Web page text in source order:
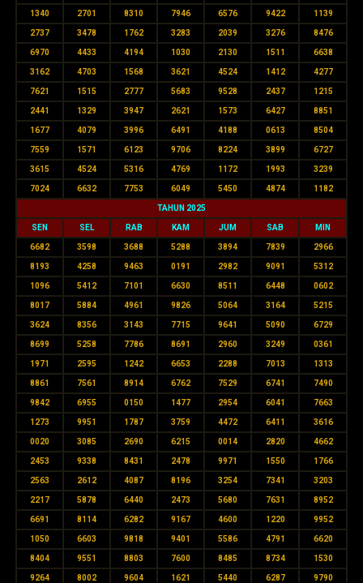
1340 2701 8310 7946 6576 9422 1139
2737 3478 1762 3283 2039 3276 8476
6970 4433 4194 1030 2130 1511 6638
3162 4703 1568 3621 4524 1412 4277
7621 1515 2777 5683 9528 2437 1215
2441 1329 3947 2621 1573 6427 8851
1677 4079 3996 6491 4188 0613 8504
7559 1571 6123 9706 8224 3899 6727
3615 4524 5316 4769 1172 1993 3239
7024 6632 7753 6049 5450 4874 1182
TAHUN 2025
SEN SEL RAB KAM JUM SAB MIN
6682 3598 3688 5288 3894 7839 2966
8193 4258 9463 0191 2982 9091 5312
1096 5412 7101 6630 8511 6448 0602
8017 5884 4961 9826 5064 3164 5215
3624 8356 3143 7715 9641 5090 6729
8699 5258 7786 8691 2960 3249 0361
1971 2595 1242 6653 2288 7013 1313
8861 7561 8914 6762 7529 6741 7490
9842 6955 0150 1477 2954 6041 7663
1273 9951 1787 3759 4472 6411 3616
0020 3085 2690 6215 0014 2820 4662
2453 9338 8431 2478 9971 1550 1766
2563 2612 4087 8196 3254 7341 3203
2217 5878 6440 2473 5680 7631 8952
6691 8114 6282 9167 4600 1220 9952
1050 6603 9818 9401 5586 4791 6620
8404 9551 8803 7600 8485 8734 1530
9264 8002 9604 1621 5440 6287 9790